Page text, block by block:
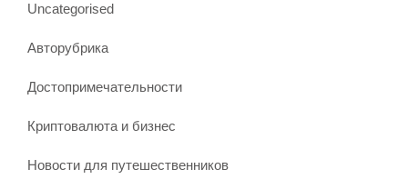
Uncategorised
Авторубрика
Достопримечательности
Криптовалюта и бизнес
Новости для путешественников